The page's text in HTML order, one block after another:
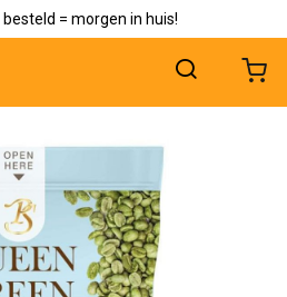
= morgen in huis!